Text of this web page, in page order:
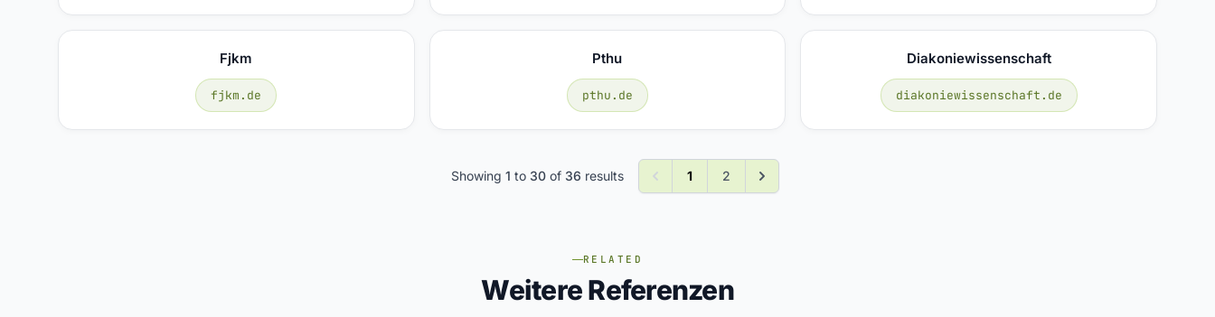
Fjkm
fjkm.de
Pthu
pthu.de
Diakoniewissenschaft
diakoniewissenschaft.de
Showing 1 to 30of 36 results 1 2
RELATED
Weitere Referenzen